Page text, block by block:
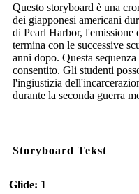
Questo storyboard è una
dei giapponesi americani
di Pearl Harbor,
termina con le successive
anni dopo. Questa
consentito. Gli studenti
l'ingiustizia
durante la seconda guerra
Storyboard Tekst
Glide: 1